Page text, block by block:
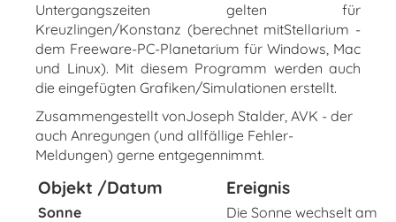
Untergangszeiten gelten für
Kreuzlingen/Konstanz (berechnet mitStellarium -
dem Freeware-PC-Planetarium für Windows, Mac
und Linux). Mit diesem Programm werden auch
die eingefügten Grafiken/Simulationen erstellt.
Zusammengestellt vonJoseph Stalder, AVK - der
auch Anregungen (und allfällige Fehler-
Meldungen) gerne entgegennimmt.
Objekt /Datum Ereignis
Sonne
Die Sonne wechselt am